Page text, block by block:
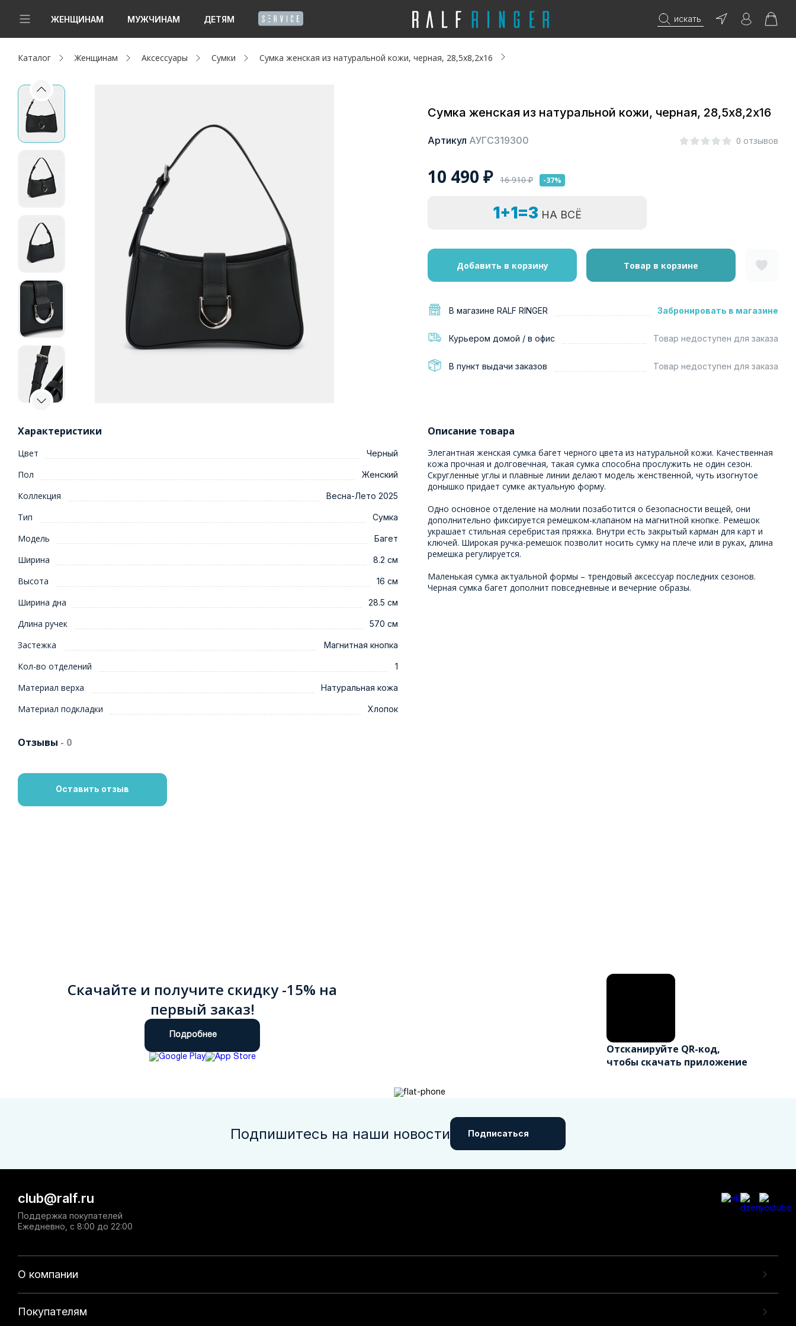
ЖЕНЩИНАМ МУЖЧИНАМ ДЕТЯМ искать
Новинки
Женщинам
Мужчинам
Капсула
Акции / Новости
Адреса магазинов
Каталог Женщинам Аксессуары Сумки Сумка женская из натуральной кожи, черная, 28,5х8,2х16
Сумка женская из натуральной кожи, черная, 28,5х8,2х16
Артикул АУГС319300 0 отзывов
10 490 ₽ 16 910₽ -37%
1+1=3 НА ВСЁ
Добавить в корзину Товар в корзине
В магазине RALF RINGER Забронировать в магазине
Курьером домой / в офис Товар недоступен для заказа
В пункт выдачи заказов Товар недоступен для заказа
Характеристики
Цвет Черный
Пол Женский
Коллекция Весна-Лето 2025
Тип Сумка
Модель Багет
Ширина 8.2 см
Высота 16 см
Ширина дна 28.5 см
Длина ручек 570 см
Застежка Магнитная кнопка
Кол-во отделений 1
Материал верха Натуральная кожа
Материал подкладки Хлопок
Описание товара
Элегантная женская сумка багет черного цвета из натуральной кожи. Качественная
кожа прочная и долговечная, такая сумка способна прослужить не один сезон.
Скругленные углы и плавные линии делают модель женственной, чуть изогнутое
донышко придает сумке актуальную форму.
Одно основное отделение на молнии позаботится о безопасности вещей, они
дополнительно фиксируется ремешком-клапаном на магнитной кнопке. Ремешок
украшает стильная серебристая пряжка. Внутри есть закрытый карман для карт и
ключей. Широкая ручка-ремешок позволит носить сумку на плече или в руках, длина
ремешка регулируется.
Маленькая сумка актуальной формы – трендовый аксессуар последних сезонов.
Черная сумка багет дополнит повседневные и вечерние образы.
Отзывы - 0
Оставить отзыв
Скачайте и получите скидку -15% на
первый заказ!
Подробнее
Отсканируйте QR-код,
чтобы скачать приложение
Подпишитесь на наши новости Подписаться
О компании
Покупателям
club@ralf.ru
Поддержка покупателей
Ежедневно, с 8:00 до 22:00